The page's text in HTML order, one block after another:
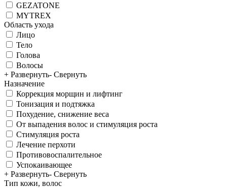
GEZATONE
MYTREX
Область ухода
Лицо
Тело
Голова
Волосы
+ Развернуть- Свернуть
Назначение
Коррекция морщин и лифтинг
Тонизация и подтяжка
Похудение, снижение веса
От выпадения волос и стимуляция роста
Стимуляция роста
Лечение перхоти
Противовоспалительное
Успокаивающее
+ Развернуть- Свернуть
Тип кожи, волос